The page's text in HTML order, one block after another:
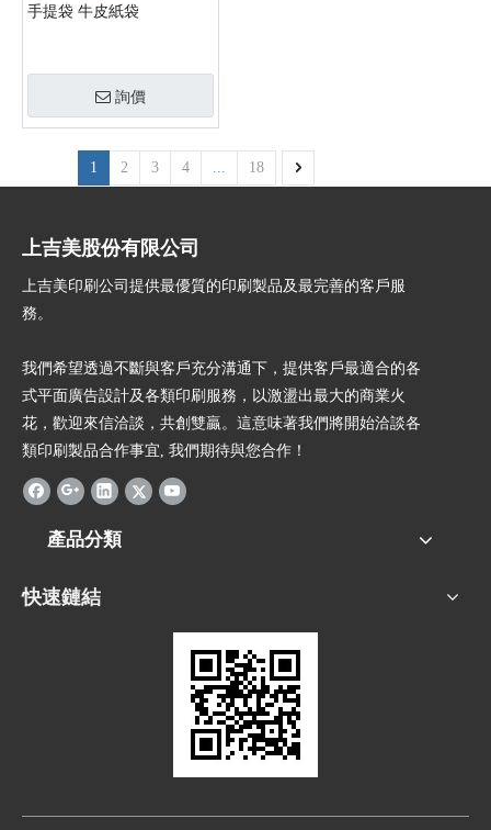
手提袋 牛皮紙袋
詢價
1 2 3 4 18
上吉美股份有限公司
上吉美印刷公司提供最優質的印刷製品及最完善的客戶服
務。
我們希望透過不斷與客戶充分溝通下，提供客戶最適合的各
式平面廣告設計及各類印刷服務，以激盪出最大的商業火
花，歡迎來信洽談，共創雙贏。這意味著我們將開始洽談各
類印刷製品合作事宜, 我們期待與您合作！
產品分類
快速鏈結